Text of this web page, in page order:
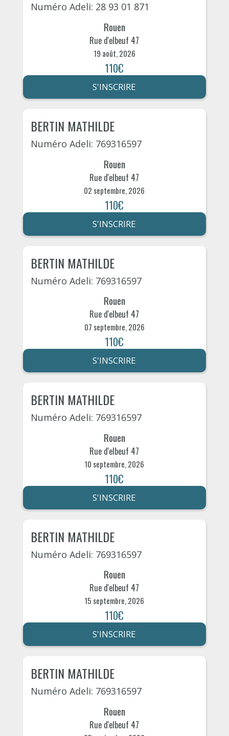
Numéro Adeli: 28 93 01 871
Rouen
Rue d'elbeuf 47
19 août, 2026
110€
S'INSCRIRE
BERTIN MATHILDE
Numéro Adeli: 769316597
Rouen
Rue d'elbeuf 47
02 septembre, 2026
110€
S'INSCRIRE
BERTIN MATHILDE
Numéro Adeli: 769316597
Rouen
Rue d'elbeuf 47
07 septembre, 2026
110€
S'INSCRIRE
BERTIN MATHILDE
Numéro Adeli: 769316597
Rouen
Rue d'elbeuf 47
10 septembre, 2026
110€
S'INSCRIRE
BERTIN MATHILDE
Numéro Adeli: 769316597
Rouen
Rue d'elbeuf 47
15 septembre, 2026
110€
S'INSCRIRE
BERTIN MATHILDE
Numéro Adeli: 769316597
Rouen
Rue d'elbeuf 47